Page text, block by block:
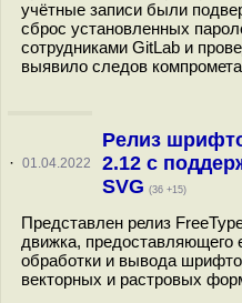
учётные записи были
сброс установленных
сотрудниками GitLab и
выявило следов
· 01.04.2022
Релиз
2.12 с
SVG (36 +15)
Представлен релиз
движка,
обработки и вывода
векторных и растровых